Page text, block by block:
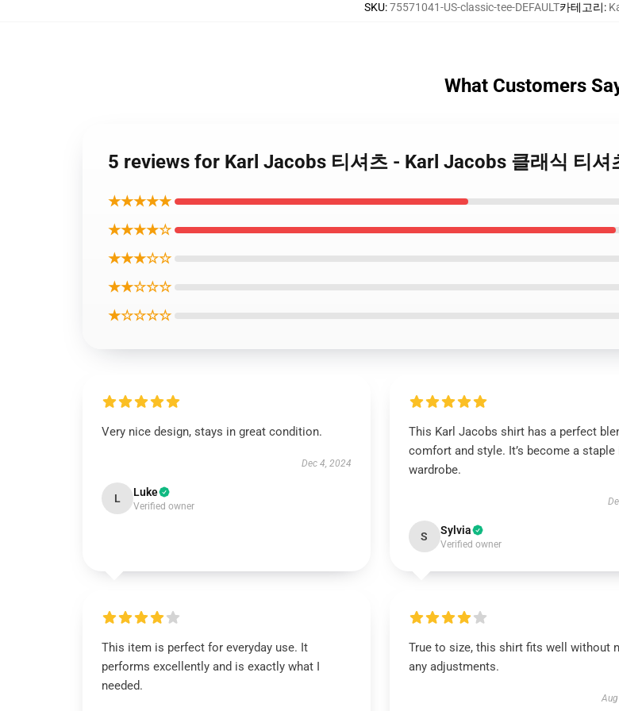
SKU:75571041-US-classic-tee-DEFAULT카테고리:
What Customers
5 reviews for Karl Jacobs 티셔츠 - Karl Jacobs 클래식 티셔
★★★★★
★★★★☆
★★★☆☆
★★☆☆☆
★☆☆☆☆
Very nice design, stays in great condition.
Dec 4, 2024
L Luke
Verified owner
This Karl Jacobs shirt has a perfect
comfort and style. It’s become a staple
wardrobe.
S Sylvia
Verified owner
This item is perfect for everyday use. It
performs excellently and is exactly what I
needed.
True to size, this shirt fits well without
any adjustments.